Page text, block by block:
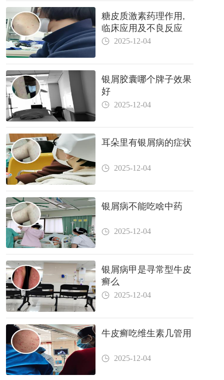
糖皮质激素药理作用,
临床应用及不良反应
2025-12-04
银屑胶囊哪个牌子效果
好
2025-12-04
耳朵里有银屑病的症状
2025-12-04
银屑病不能吃啥中药
2025-12-04
银屑病甲是寻常型牛皮
癣么
2025-12-04
牛皮癣吃维生素几管用
2025-12-04